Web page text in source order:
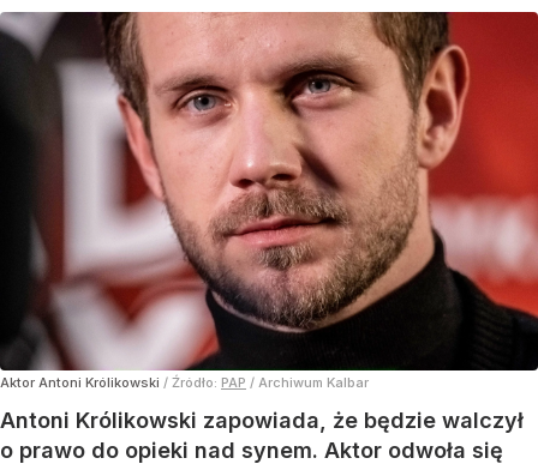
Aktor Antoni Królikowski / Źródło: PAP / Archiwum Kalbar
Antoni Królikowski zapowiada, że będzie walczył
o prawo do opieki nad synem. Aktor odwoła się